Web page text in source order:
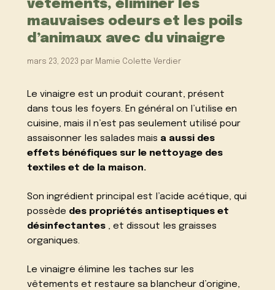
vêtements, éliminer les
mauvaises odeurs et les poils
d’animaux avec du vinaigre
mars 23, 2023 par Mamie Colette Verdier
Le vinaigre est un produit courant, présent
dans tous les foyers. En général on l’utilise en
cuisine, mais il n’est pas seulement utilisé pour
assaisonner les salades mais a aussi des
effets bénéfiques sur le nettoyage des
textiles et de la maison.
Son ingrédient principal est l’acide acétique, qui
possède des propriétés antiseptiques et
désinfectantes , et dissout les graisses
organiques.
Le vinaigre élimine les taches sur les
vêtements et restaure sa blancheur d’origine,